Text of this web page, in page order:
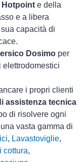
Hotpoint e della
e a libera
capacità di
Dosimo per
elettrodomestici
i propri clienti
assistenza tecnica
di risolvere ogni
vasta gamma di
, Lavastoviglie,
cottura,